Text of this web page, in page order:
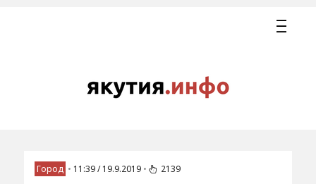
Город • 11:39 / 19.9.2019 • 2139